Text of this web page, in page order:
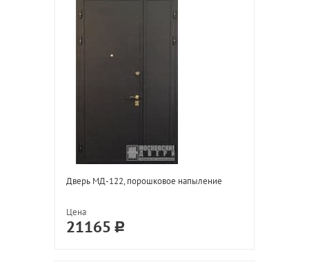
Дверь МД-122, порошковое напыление
Цена
21165